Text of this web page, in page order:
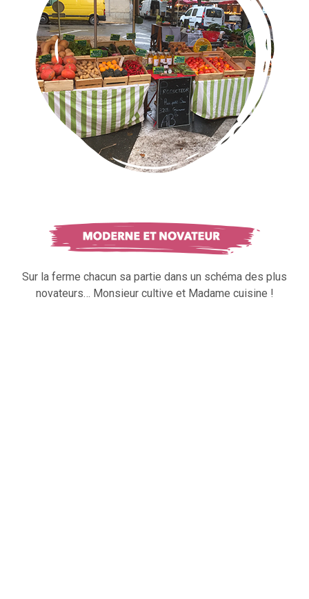
Sur la ferme chacun sa partie dans un schéma des plus
novateurs… Monsieur cultive et Madame cuisine !